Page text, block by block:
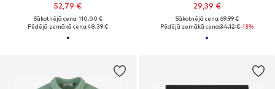
52,79 €
Sākotnējā cena: 110,00 €
Pēdējā zemākā cena:48,39 €
29,39 €
Sākotnējā cena: 69,99 €
Pēdējā zemākā cena:34,12 €-13%